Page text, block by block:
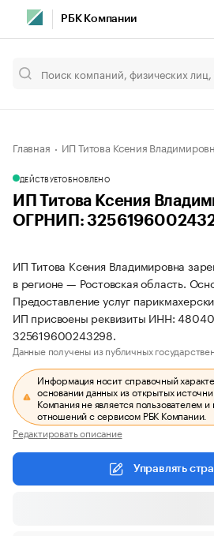
РБК Компании
Главная ИП Титова Ксения
ДЕЙСТВУЕТОБНОВЛЕНО
ИП Титова Ксения
ОГРНИП:
ИП Титова Ксения Владимировна
в регионе — Ростовская область.
Предоставление услуг
ИП присвоены реквизиты ИНН:
325619600243298.
Данные получены из публичных
Информация носит справочный
основании данных из открытых
Компания не является пользователем
отношений с сервисом РБК Компании.
Редактировать описание
Управлять